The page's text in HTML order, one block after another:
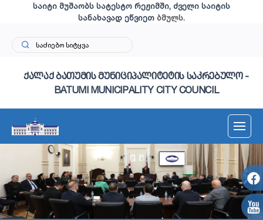
საიტი მუშაობს სატესტო რეჟიმში, ძველი საიტის
სანახავად ეწვიეთ ბმულს.
ქალაქ ბათუმის მუნიციპალიტეტის საკრებულო -
BATUMI MUNICIPALITY CITY COUNCIL